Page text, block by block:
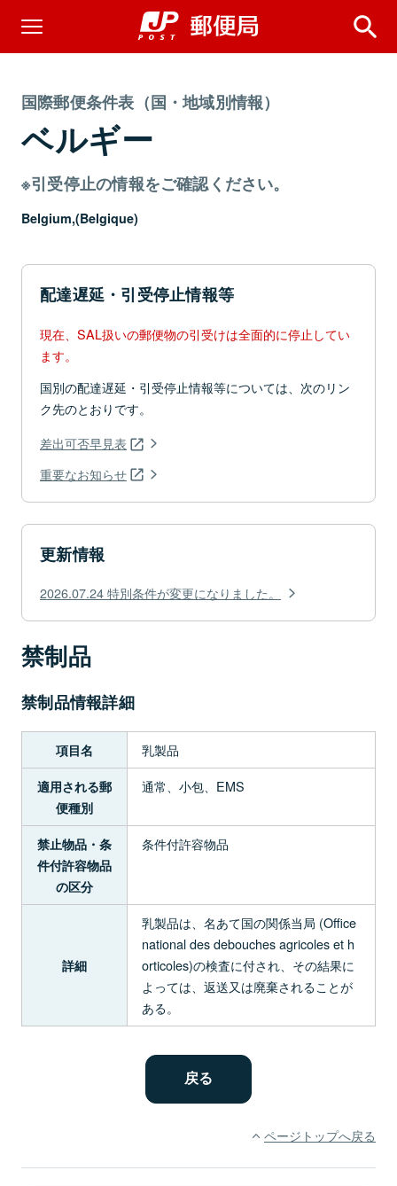
国際郵便条件表（国・地域別情報）
ベルギー
※引受停止の情報をご確認ください。
Belgium,(Belgique)
配達遅延・引受停止情報等
現在、SAL扱いの郵便物の引受けは全面的に停止してい
ます。
国別の配達遅延・引受停止情報等については、次のリン
ク先のとおりです。
差出可否早見表
重要なお知らせ
更新情報
2026.07.24 特別条件が変更になりました。
禁制品
禁制品情報詳細
項目名 乳製品
適用される郵
便種別
通常、小包、EMS
禁止物品・条
件付許容物品
の区分
条件付許容物品
詳細
乳製品は、名あて国の関係当局 (Office
national des debouches agricoles et h
orticoles)の検査に付され、その結果に
よっては、返送又は廃棄されることが
ある。
ページトップへ戻る